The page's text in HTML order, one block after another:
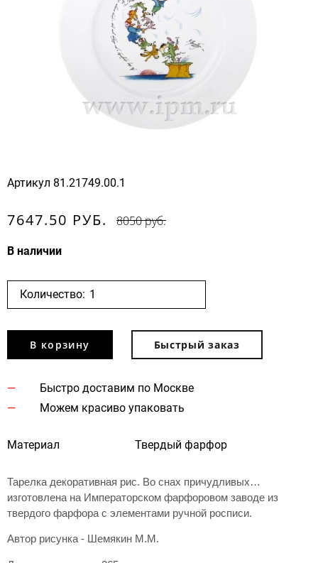
Артикул 81.21749.00.1
7647.50 РУБ. 8050 руб.
В наличии
Количество:
В корзину Быстрый заказ
Быстро доставим по Москве
Можем красиво упаковать
Материал Твердый фарфор
Тарелка декоративная рис. Во снах причудливых…
изготовлена на Императорском фарфоровом заводе из
твердого фарфора с элементами ручной росписи.
Автор рисунка - Шемякин М.М.